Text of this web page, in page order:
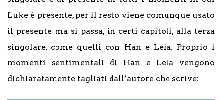
Luke è presente, per il resto viene comunque usato
il presente ma si passa, in certi capitoli, alla terza
singolare, come quelli con Han e Leia. Proprio i
momenti sentimentali di Han e Leia vengono
dichiaratamente tagliati dall’autore che scrive: